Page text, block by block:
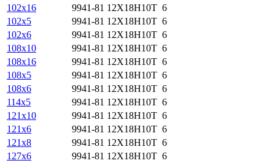
102х16
9941-81 12Х18Н10Т 6
102х5
9941-81 12Х18Н10Т 6
102х6
9941-81 12Х18Н10Т 6
108х10
9941-81 12Х18Н10Т 6
108х16
9941-81 12Х18Н10Т 6
108х5
9941-81 12Х18Н10Т 6
108х6
9941-81 12Х18Н10Т 6
114х5
9941-81 12Х18Н10Т 6
121х10
9941-81 12Х18Н10Т 6
121х6
9941-81 12Х18Н10Т 6
121х8
9941-81 12Х18Н10Т 6
127х6
9941-81 12Х18Н10Т 6